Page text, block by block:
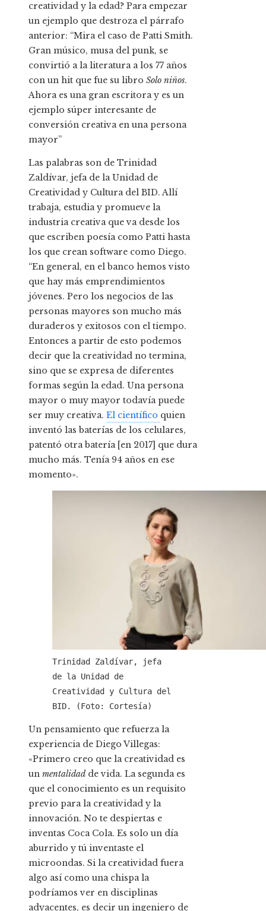
creatividad y la edad? Para empezar
un ejemplo que destroza el párrafo
anterior: “Mira el caso de Patti Smith.
Gran músico, musa del punk, se
convirtió a la literatura a los 77 años
con un hit que fue su libro Solo niños.
Ahora es una gran escritora y es un
ejemplo súper interesante de
conversión creativa en una persona
mayor”
Las palabras son de Trinidad
Zaldívar, jefa de la Unidad de
Creatividad y Cultura del BID. Allí
trabaja, estudia y promueve la
industria creativa que va desde los
que escriben poesía como Patti hasta
los que crean software como Diego.
“En general, en el banco hemos visto
que hay más emprendimientos
jóvenes. Pero los negocios de las
personas mayores son mucho más
duraderos y exitosos con el tiempo.
Entonces a partir de esto podemos
decir que la creatividad no termina,
sino que se expresa de diferentes
formas según la edad. Una persona
mayor o muy mayor todavía puede
ser muy creativa. El científico quien
inventó las baterías de los celulares,
patentó otra batería [en 2017] que dura
mucho más. Tenía 94 años en ese
momento».
Trinidad Zaldívar, jefa
de la Unidad de
Creatividad y Cultura del
BID. (Foto: Cortesía)
Un pensamiento que refuerza la
experiencia de Diego Villegas:
«Primero creo que la creatividad es
un mentalidad de vida. La segunda es
que el conocimiento es un requisito
previo para la creatividad y la
innovación. No te despiertas e
inventas Coca Cola. Es solo un día
aburrido y tú inventaste el
microondas. Si la creatividad fuera
algo así como una chispa la
podríamos ver en disciplinas
adyacentes, es decir un ingeniero de